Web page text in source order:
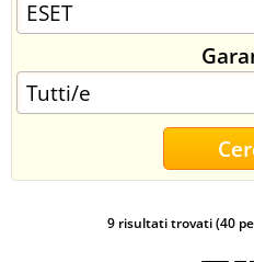
SINCRONIZZATI CON NOI
SPEDIZIONI
CONTATTI
9 risultati trovati (40